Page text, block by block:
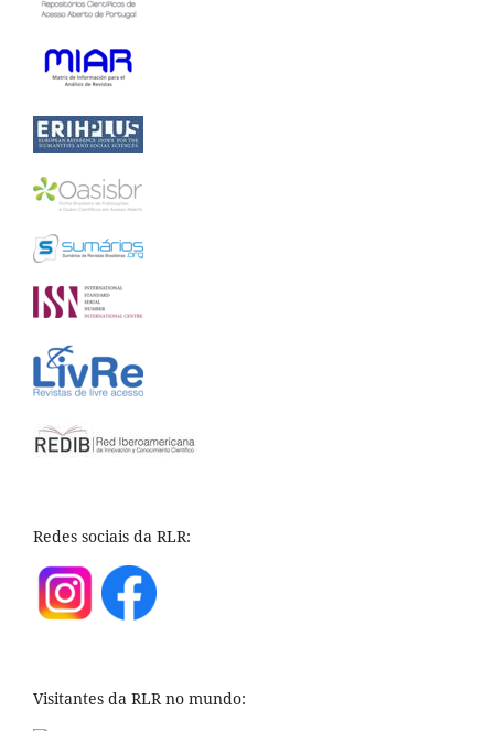
Redes sociais da RLR:
Visitantes da RLR no mundo: